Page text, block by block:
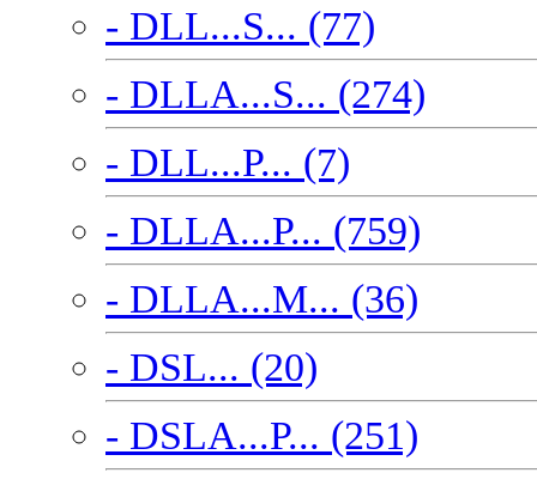
- DLL...S... (77)
- DLLA...S... (274)
- DLL...P... (7)
- DLLA...P... (759)
- DLLA...M... (36)
- DSL... (20)
- DSLA...P... (251)